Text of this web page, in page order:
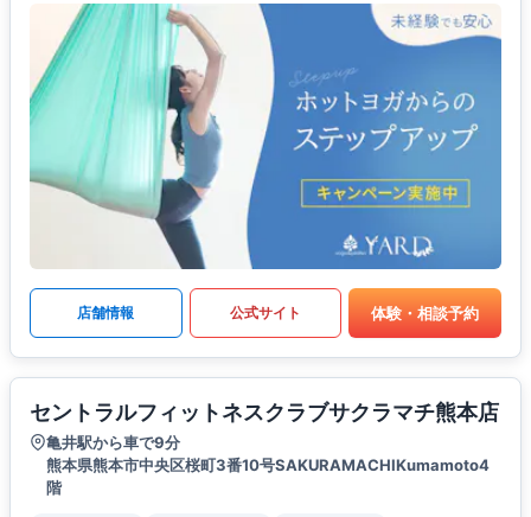
店舗情報 公式サイト 体験・相談予約
セントラルフィットネスクラブサクラマチ熊本店
亀井駅から車で9分
熊本県熊本市中央区桜町3番10号SAKURAMACHIKumamoto4
階